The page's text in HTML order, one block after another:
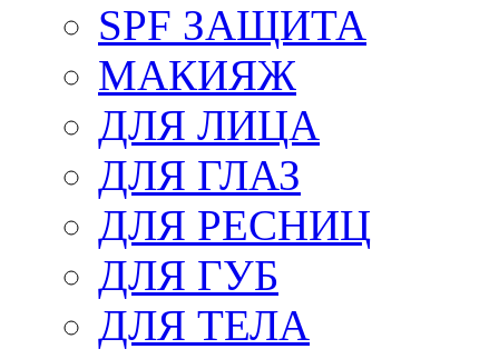
SPF ЗАЩИТА
МАКИЯЖ
ДЛЯ ЛИЦА
ДЛЯ ГЛАЗ
ДЛЯ РЕСНИЦ
ДЛЯ ГУБ
ДЛЯ ТЕЛА